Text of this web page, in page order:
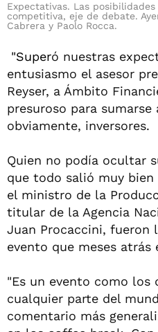
Expectativas. Las
competitiva, eje de debate.
Cabrera y Paolo Rocca.
"Superó nuestras
entusiasmo el asesor
Reyser, a Ámbito
presuroso para
obviamente, inversores.
Quien no podía ocultar
que todo salió muy bien
el ministro de la
titular de la Agencia
Juan Procaccini, fueron
evento que meses
"Es un evento como los
cualquier parte del
comentario más